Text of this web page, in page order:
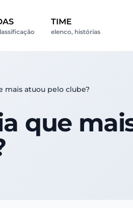
TIME
elenco, histórias
mais atuou pelo clube?
que